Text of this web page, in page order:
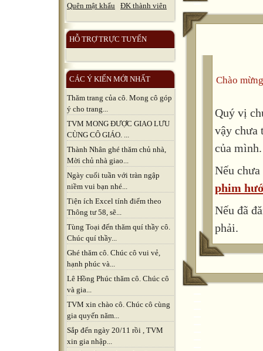
Quên mật khẩu ĐK thành viên
HỖ TRỢ TRỰC TUYẾN
CÁC Ý KIẾN MỚI NHẤT
Thăm trang của cô. Mong cô góp
ý cho trang...
TVM MONG ĐƯỢC GIAO LƯU
CÙNG CÔ GIÁO. ...
Thành Nhân ghé thăm chủ nhà,
Mời chủ nhà giao...
Ngày cuối tuần với tràn ngập
niềm vui bạn nhé...
Tiện ích Excel tính điểm theo
Thông tư 58, sẽ...
Tùng Toại đến thăm quí thầy cô.
Chúc quí thầy...
Ghé thăm cô. Chúc cô vui vẻ,
hạnh phúc và...
Lê Hồng Phúc thăm cô. Chúc cô
và gia...
TVM xin chào cô. Chúc cô cùng
gia quyến năm...
Sắp đến ngày 20/11 rồi , TVM
xin gia nhập...
Chào
Quý vị
vậy chưa
của mình.
Nếu
phim
Nếu đã
phải.